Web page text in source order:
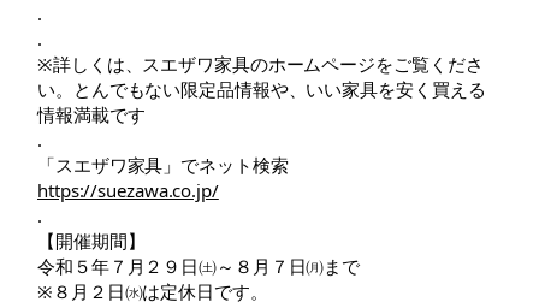
.
.
※詳しくは、スエザワ家具のホームページをご覧くださ
い。とんでもない限定品情報や、いい家具を安く買える
情報満載です
.
「スエザワ家具」でネット検索
https://suezawa.co.jp/
.
【開催期間】
令和５年７月２９日㈯～８月７日㈪まで
※８月２日㈬は定休日です。